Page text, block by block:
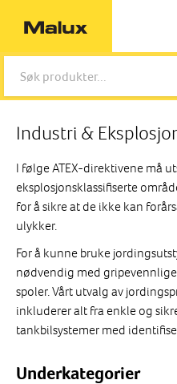
Industri &
I følge ATEX-direktivene må
eksplosjonsklassifiserte
for å sikre at de ikke kan
ulykker.
For å kunne bruke
nødvendig med
spoler. Vårt utvalg av
inkluderer alt fra enkle og
tankbilsystemer med
Underkategorier